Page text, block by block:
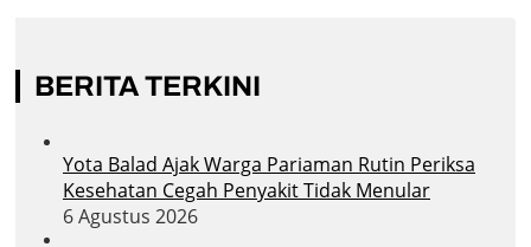
BERITA TERKINI
Yota Balad Ajak Warga Pariaman Rutin Periksa
Kesehatan Cegah Penyakit Tidak Menular
6 Agustus 2026